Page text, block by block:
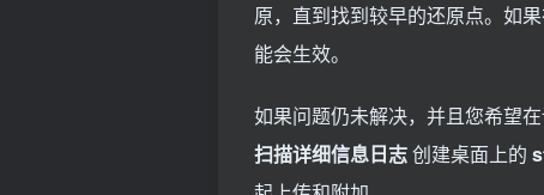
原，直到找到较早的还原点。如
能会生效。
如果问题仍未解决，并且您希望
扫描详细信息日志创建桌面上的